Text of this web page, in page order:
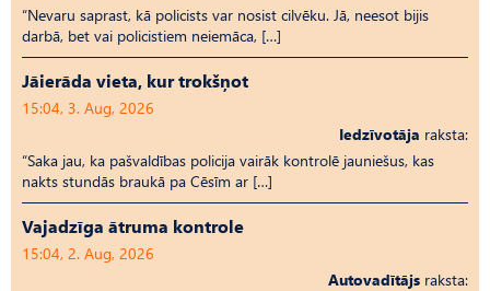
“Nevaru saprast, kā policists var nosist cilvēku. Jā, neesot bijis
darbā, bet vai policistiem neiemāca, […]
Jāierāda vieta, kur trokšņot
15:04, 3. Aug, 2026
Iedzīvotāja raksta:
“Saka jau, ka pašvaldības policija vairāk kontrolē jauniešus, kas
nakts stundās braukā pa Cēsīm ar […]
Vajadzīga ātruma kontrole
15:04, 2. Aug, 2026
Autovadītājs raksta: